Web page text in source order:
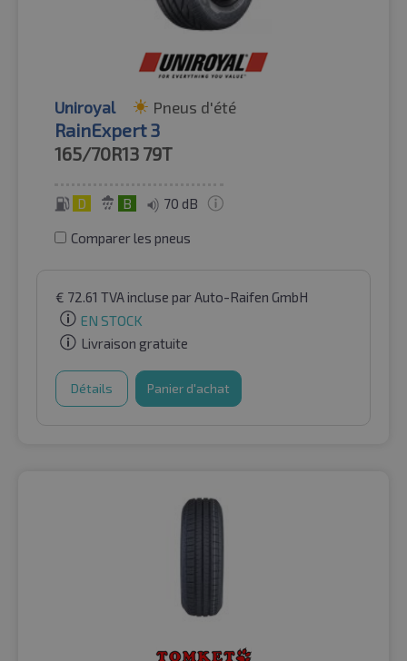
Uniroyal Pneus d'été
RainExpert 3
165/70R13 79T
D B 70 dB
Comparer les pneus
€ 72.61 TVA incluse par Auto-Raifen GmbH
EN STOCK
Livraison gratuite
Détails Panier d'achat